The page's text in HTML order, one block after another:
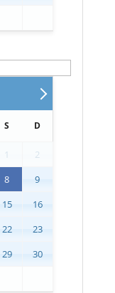
S D
1
2
8
9
15
16
22
23
29
30